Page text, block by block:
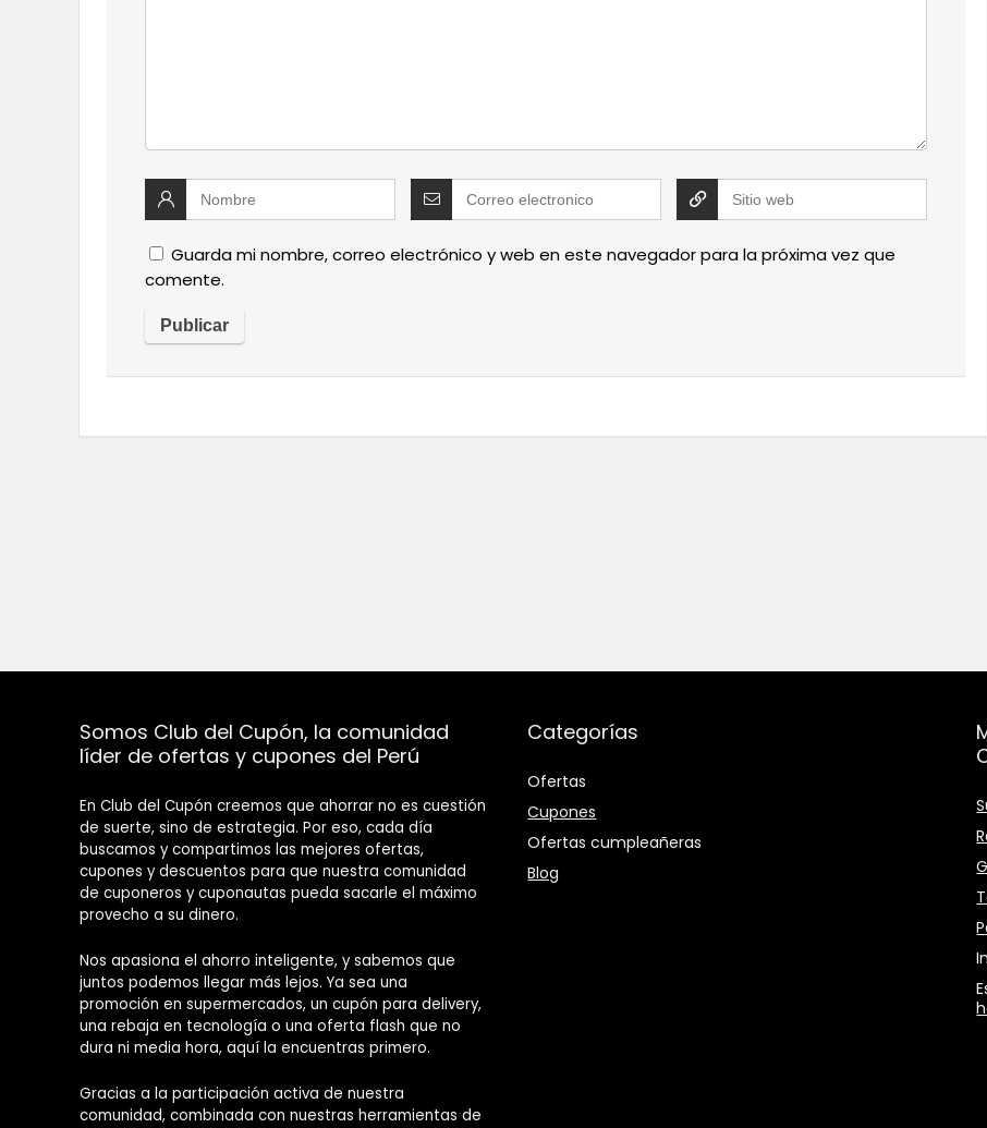
Guarda mi nombre, correo electrónico y web en este navegador para la próxima vez que
comente.
Somos Club del Cupón, la comunidad
líder de ofertas y cupones del Perú
En Club del Cupón creemos que ahorrar no es cuestión
de suerte, sino de estrategia. Por eso, cada día
buscamos y compartimos las mejores ofertas,
cupones y descuentos para que nuestra comunidad
de cuponeros y cuponautas pueda sacarle el máximo
provecho a su dinero.
Nos apasiona el ahorro inteligente, y sabemos que
juntos podemos llegar más lejos. Ya sea una
promoción en supermercados, un cupón para delivery,
una rebaja en tecnología o una oferta flash que no
dura ni media hora, aquí la encuentras primero.
Gracias a la participación activa de nuestra
comunidad, combinada con nuestras herramientas de
Categorías
Ofertas
Cupones
Ofertas cumpleañeras
Blog